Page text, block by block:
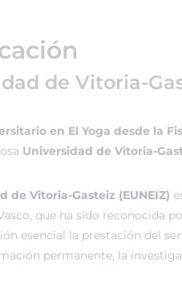
de Vitoria-
en El Yoga desde la
Universidad de Vitoria-
de Vitoria-Gasteiz (EUNEIZ)
que ha sido reconocida
esencial la prestación del
permanente, la